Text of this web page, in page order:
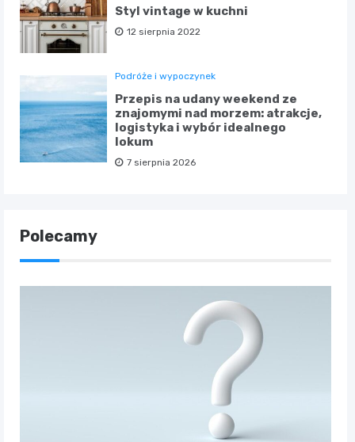
Styl vintage w kuchni
12 sierpnia 2022
Podróże i wypoczynek
Przepis na udany weekend ze
znajomymi nad morzem: atrakcje,
logistyka i wybór idealnego
lokum
7 sierpnia 2026
Polecamy